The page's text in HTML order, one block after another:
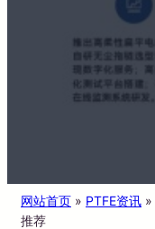
网站首页 » PTFE资讯 »
推荐